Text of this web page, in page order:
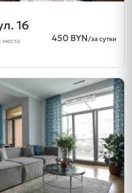
16
450 BYN/за сутки
места